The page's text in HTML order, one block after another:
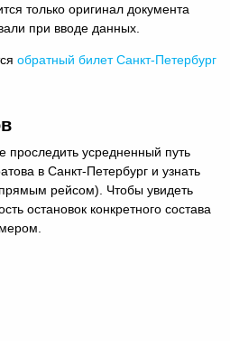
только оригинал документа
при вводе данных.
обратный билет Санкт-Петербург
проследить усредненный путь
в Санкт-Петербург и узнать
рейсом). Чтобы увидеть
остановок конкретного состава